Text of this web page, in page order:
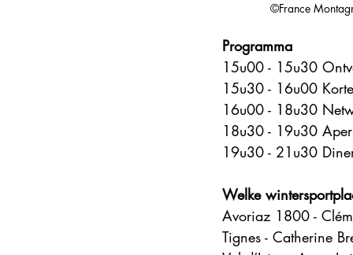
©France
Programma
15u00 - 15u30
15u30 - 16u00
16u00 - 18u30
18u30 - 19u30
19u30 - 21u30
Welke
Avoriaz 1800 -
Tignes - Catherine